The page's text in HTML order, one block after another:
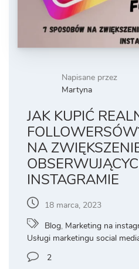
Napisane przez
Martyna
JAK KUPIĆ
NA
INSTAGRAMIE
18 marca, 2023
Blog, Marketing na
Usługi marketingu social
2